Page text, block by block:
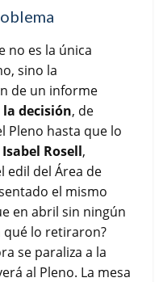
no es la única
sino la
de un informe
decisión, de
Pleno hasta que lo
Isabel Rosell,
edil del Área de
el mismo
en abril sin ningún
qué lo retiraron?
se paraliza a la
al Pleno. La mesa